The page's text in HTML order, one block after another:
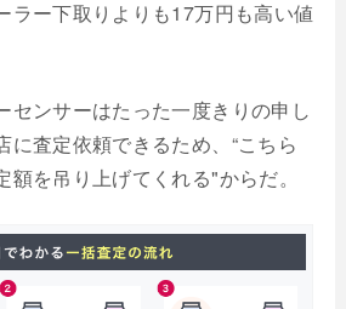
ラー下取りよりも17万円も高い値
センサーはたった一度きりの申し
に査定依頼できるため、“こちら
を吊り上げてくれる"からだ。